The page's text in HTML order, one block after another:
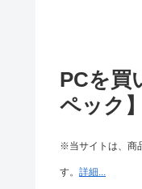
PCを買
ペック】
※当サイトは、商
す。 詳細...